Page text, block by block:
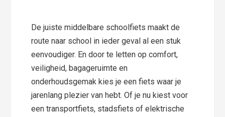
De juiste middelbare schoolfiets maakt de
route naar school in ieder geval al een stuk
eenvoudiger. En door te letten op comfort,
veiligheid, bagageruimte en
onderhoudsgemak kies je een fiets waar je
jarenlang plezier van hebt. Of je nu kiest voor
een transportfiets, stadsfiets of elektrische